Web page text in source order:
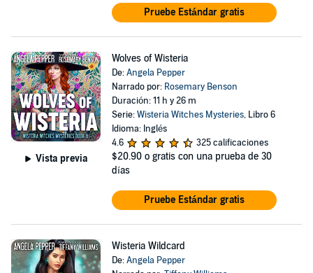
Pruebe Estándar gratis
Vista previa
Wolves of Wisteria
De:Angela Pepper
Narrado por: Rosemary Benson
Duración: 11 h y 26 m
Serie:Wisteria Witches Mysteries, Libro 6
Idioma: Inglés
4.6
325 calificaciones
$20.90 o gratis con una prueba de 30
días
Pruebe Estándar gratis
Wisteria Wildcard
De:Angela Pepper